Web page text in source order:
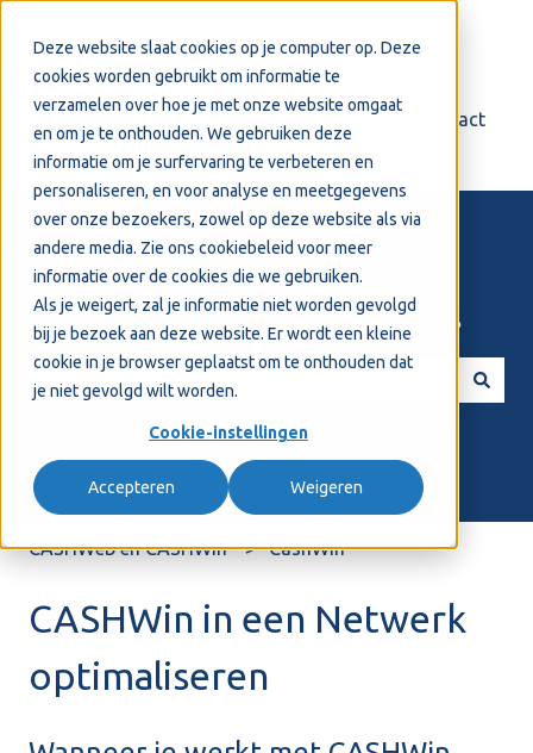
Deze website slaat cookies op je computer op. Deze
cookies worden gebruikt om informatie te
verzamelen over hoe je met onze website omgaat
en om je te onthouden. We gebruiken deze
informatie om je surfervaring te verbeteren en
personaliseren, en voor analyse en meetgegevens
over onze bezoekers, zowel op deze website als via
andere media. Zie ons cookiebeleid voor meer
informatie over de cookies die we gebruiken.
Als je weigert, zal je informatie niet worden gevolgd
bij je bezoek aan deze website. Er wordt een kleine
cookie in je browser geplaatst om te onthouden dat
je niet gevolgd wilt worden.
Cookie-instellingen
Accepteren Weigeren
Support Contact
Welkom! Hoe kunnen we je helpen?
CASHWeb en CASHWin CashWin
CASHWin in een Netwerk
optimaliseren